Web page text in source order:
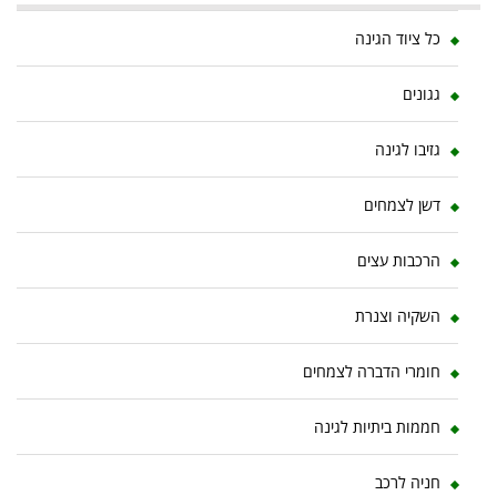
כל ציוד הגינה
גגונים
גזיבו לגינה
דשן לצמחים
הרכבות עצים
השקיה וצנרת
חומרי הדברה לצמחים
חממות ביתיות לגינה
חניה לרכב